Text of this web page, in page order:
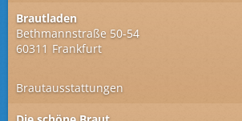
Brautladen
Bethmannstraße 50-54
60311 Frankfurt
Brautausstattungen